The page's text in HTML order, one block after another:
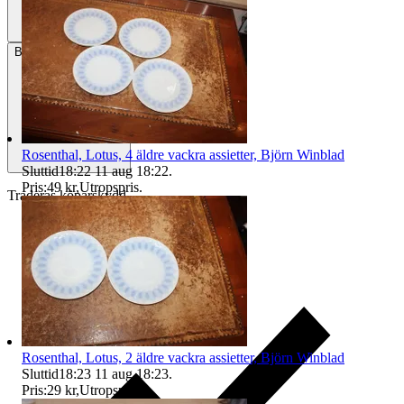
Betalning Via Tradera
Traderas köparskydd
Rosenthal, Lotus, 4 äldre vackra assietter, Björn Winblad
Sluttid18:22 11 aug 18:22.
Pris:49 kr,Utropspris.
Rosenthal, Lotus, 2 äldre vackra assietter, Björn Winblad
Sluttid18:23 11 aug 18:23.
Pris:29 kr,Utropspris